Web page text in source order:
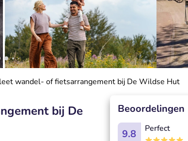
wandel- of fietsarrangement bij De Wildse Hut
bij De
Beoordelingen
9.8
Perfect